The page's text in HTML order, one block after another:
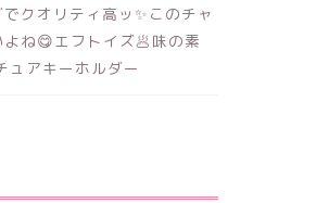
クオリティ高ッ✨このチャ
ね😋エフトイズ🥟味の素
ュアキーホルダー